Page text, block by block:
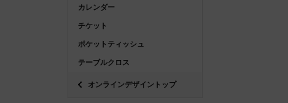
カレンダー
チケット
ポケットティッシュ
テーブルクロス
オンラインデザイントップ